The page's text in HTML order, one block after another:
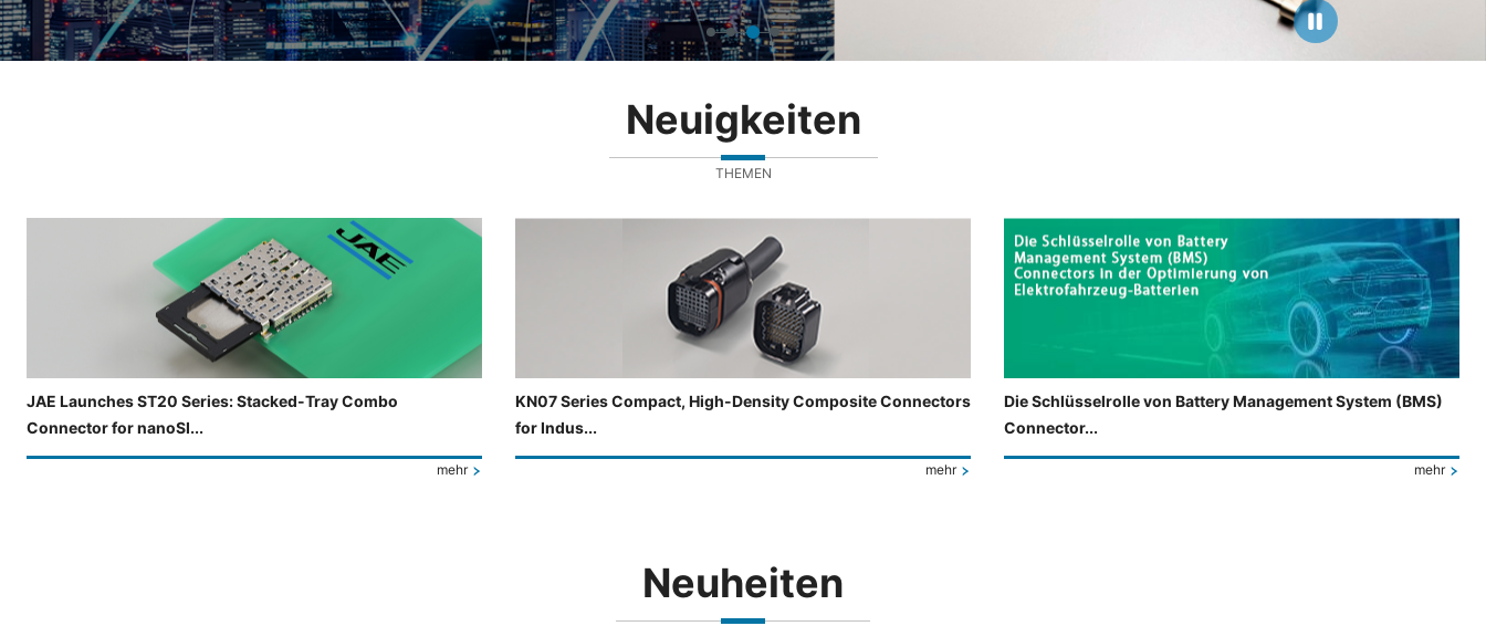
Neuigkeiten
THEMEN
JAE Launches ST20 Series: Stacked-Tray Combo
Connector for nanoSI...
mehr
KN07 Series Compact, High-Density Composite Connectors
for Indus...
mehr
Die Schlüsselrolle von Battery Management System (BMS)
Connector...
mehr
Neuheiten